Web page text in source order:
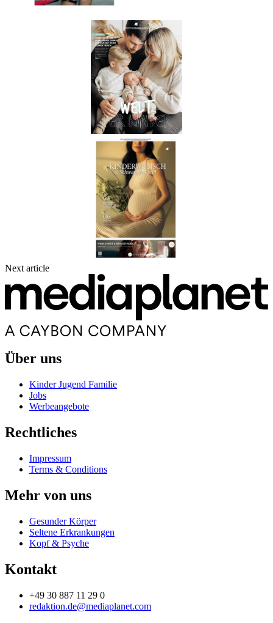
Next article
Über uns
Kinder Jugend Familie
Jobs
Werbeangebote
Rechtliches
Impressum
Terms & Conditions
Mehr von uns
Gesunder Körper
Seltene Erkrankungen
Kopf & Psyche
Kontakt
+49 30 887 11 29 0
redaktion.de@mediaplanet.com